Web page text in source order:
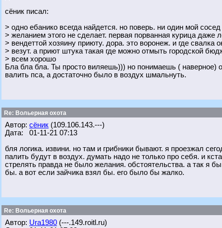
сёник писал:
> одно ебанико всегда найдется. но поверь. ни один мой
> желанием этого не сделает. первая порванная курица даже
> вендеттой хозяину приюту. дора. это воронеж. и где свалка
> везут. а приют штука такая где можно отмыть городской
> всем хорошо
Бла бла бла. Ты просто виляешь))) но понимаешь ( наверное)
валить пса, а достаточно было в воздух шмальнуть.
Re: Вольерная охота
Автор: сёник (109.106.143.---)
Дата: 01-11-21 07:13
бля логика. извини. но там и грибники бывают. я проезжал
палить будут в воздух. думать надо не только про себя. и
стрелять правда не было желания. обстоятельства. а так я
бы. а вот если зайчика взял бы. его было бы жалко.
Re: Вольерная охота
Автор: Ura1980 (---.149.roitl.ru)